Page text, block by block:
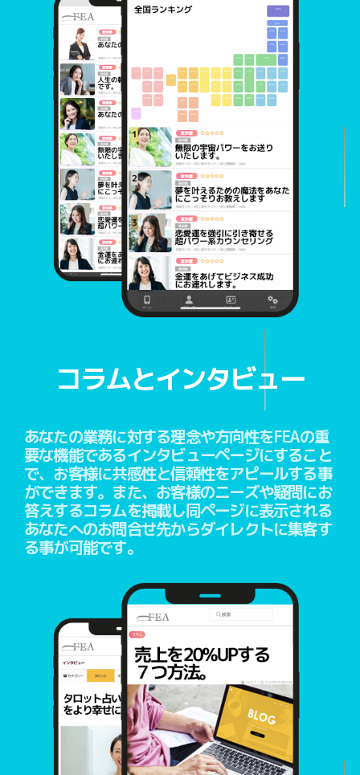
コラムとインタビュー
あなたの業務に対する理念や方向性をFEAの重
要な機能であるインタビューページにすること
で、お客様に共感性と信頼性をアピールする事
ができます。また、お客様のニーズや疑問にお
答えするコラムを掲載し同ページに表示される
あなたへのお問合せ先からダイレクトに集客す
る事が可能です。